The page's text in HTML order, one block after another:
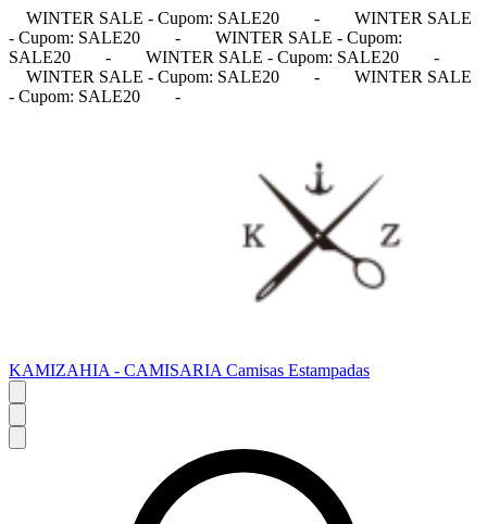
WINTER SALE - Cupom: SALE20 -
WINTER SALE
- Cupom: SALE20
-
WINTER SALE - Cupom:
SALE20
- WINTER SALE - Cupom: SALE20
-
WINTER SALE - Cupom: SALE20
-
WINTER SALE
- Cupom: SALE20
-
KAMIZAHIA - CAMISARIA Camisas Estampadas